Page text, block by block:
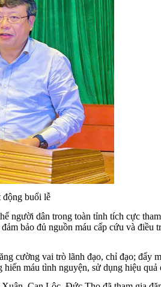
buổi lễ
dân trong toàn tỉnh tích cực
bảo đủ nguồn máu cấp cứu và điều
cường vai trò lãnh đạo, chỉ đạo; đẩy
máu tình nguyện, sử dụng hiệu